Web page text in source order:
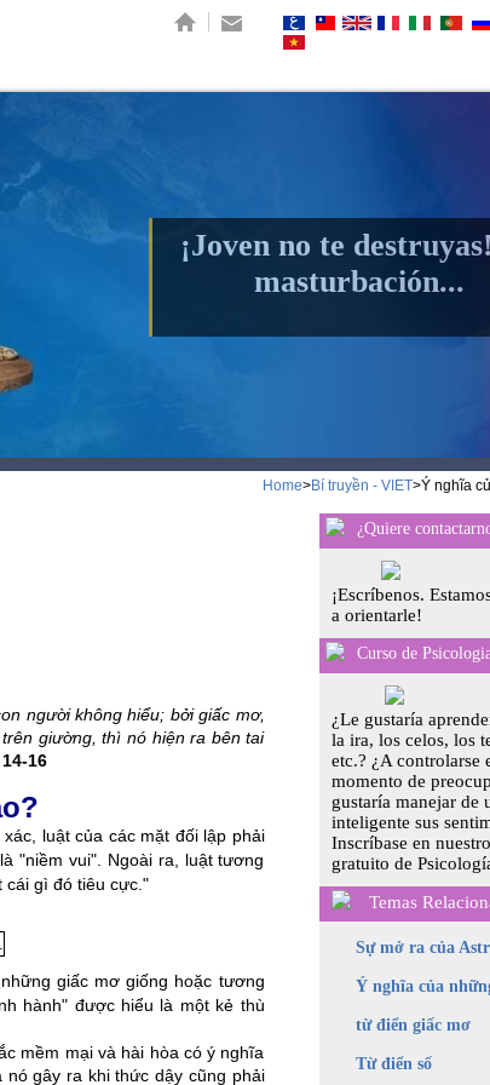
¡Joven no te
masturbación...
Home>Bí truyền - VIET>Ý nghĩa
người không hiểu; bởi giấc mơ,
giường, thì nó hiện ra bên tai
16
luật của các mặt đối lập phải
"niềm vui". Ngoài ra, luật tương
cái gì đó tiêu cực."
giấc mơ giống hoặc tương
hành" được hiểu là một kẻ thù
mềm mại và hài hòa có ý nghĩa
gây ra khi thức dậy cũng phải
¿Quiere
¡Escríbenos.
a orientarle!
Curso de
¿Le gustaría
la ira, los celos, los
etc.? ¿A controlarse
momento de
gustaría manejar de
inteligente sus
Inscríbase en
gratuito de
Temas
Sự mở ra của
Ý nghĩa của
từ điển giấc mơ
Từ điển số